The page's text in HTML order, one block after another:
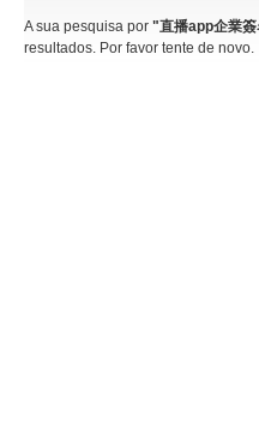
A sua pesquisa por "直播app企業
resultados. Por favor tente de novo.